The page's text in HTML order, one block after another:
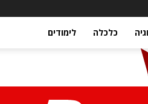
כלכלה לימודים